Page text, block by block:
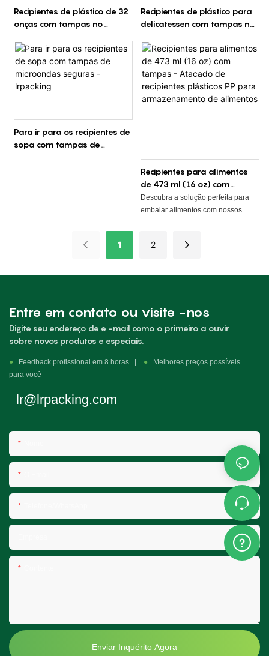
Recipientes de plástico de 32
onças com tampas no
Recipientes de plástico para
delicatessen com tampas no
Para ir para os recipientes de
sopa com tampas de
Recipientes para alimentos
de 473 ml (16 oz) com
tampas - Atacado de
recipientes plásticos PP para
Descubra a solução perfeita para
embalar alimentos com nossos
de serviços de alimentação com
recipientes premium oferecem
Fabricados em polipropileno (PP)
de qualidade alimentar, nossos
Eles também são projetados para
massas e sobras permaneçam
frescos e seguros — sem
derramamentos ou sujeira, mesmo
durante a entrega ou
empilhamento. Seja para um
restaurante movimentado, serviço
de catering, empresa de marmitas,
delicatessen ou food truck, esses
recipientes versáteis oferecem o
tamanho ideal para o controle de
1 2
Entre em contato ou visite -nos
Digite seu endereço de e -mail como o primeiro a ouvir
sobre novos produtos e especiais.
● Feedback profissional em 8 horas | ●
Melhores preços possíveis
para você
lr@lrpacking.com
Enviar Inquérito Agora